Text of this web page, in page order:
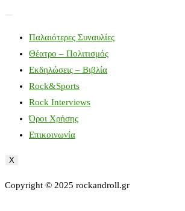
Παλαιότερες Συναυλίες
Θέατρο – Πολιτισμός
Εκδηλώσεις – Βιβλία
Rock&Sports
Rock Interviews
Όροι Χρήσης
Επικοινωνία
X
Copyright © 2025 rockandroll.gr